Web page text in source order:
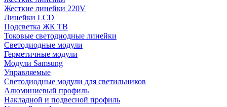
Жесткие линейки 220V
Линейки LCD
Подсветка ЖК ТВ
Токовые светодиодные линейки
Светодиодные модули
Герметичные модули
Модули Samsung
Управляемые
Светодиодные модули для светильников
Алюминиевый профиль
Накладной и подвесной профиль